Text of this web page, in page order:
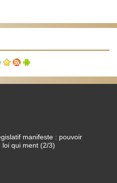
manifeste : pouvoir
loi qui ment (2/3)